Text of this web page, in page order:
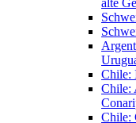
alte
Chile:
Chile:
Chile: